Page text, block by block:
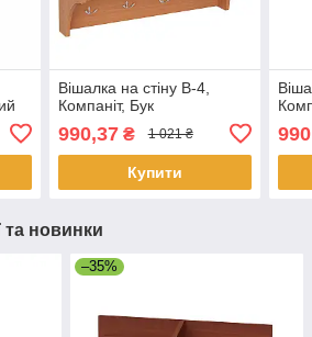
Вішалка на стіну В-4,
Компаніт, Бук
990,37₴ 1 021 ₴
Купити
та новинки
–35%